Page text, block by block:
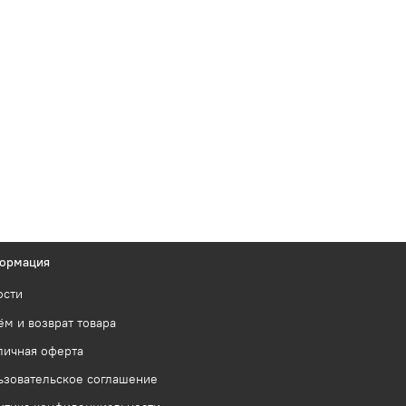
и возврат товара
оферта
соглашение